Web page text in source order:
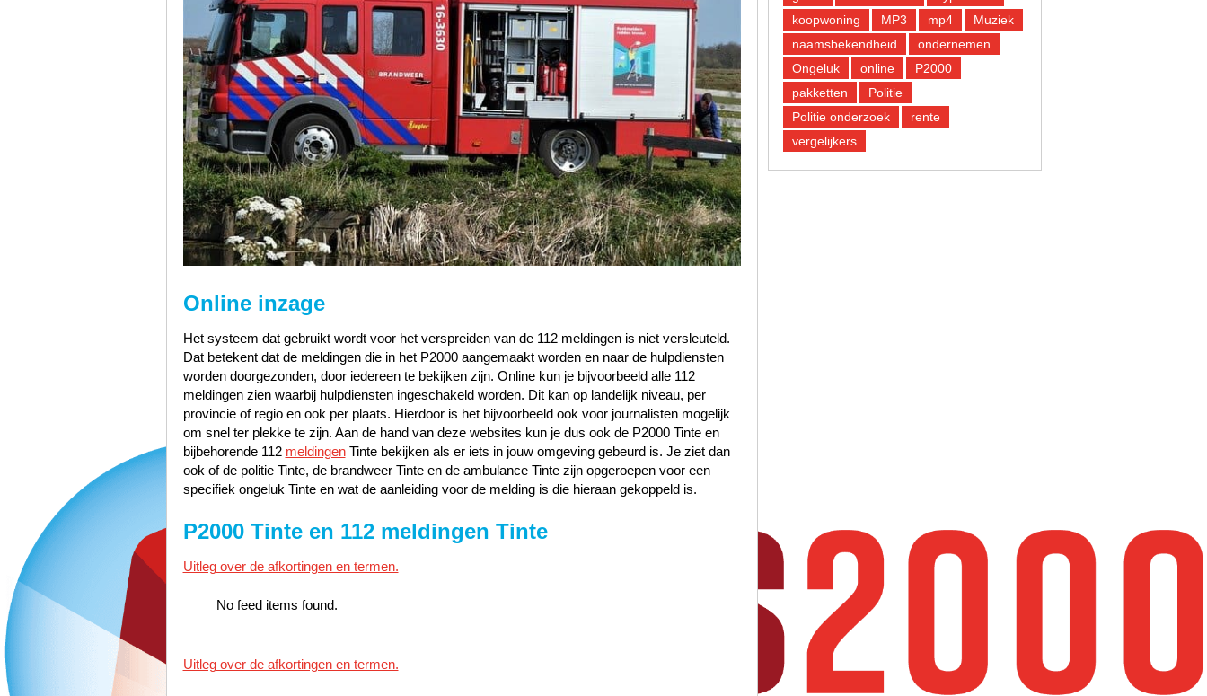
Online inzage
Het systeem dat gebruikt wordt voor het verspreiden van de 112 meldingen is niet versleuteld.
Dat betekent dat de meldingen die in het P2000 aangemaakt worden en naar de hulpdiensten
worden doorgezonden, door iedereen te bekijken zijn. Online kun je bijvoorbeeld alle 112
meldingen zien waarbij hulpdiensten ingeschakeld worden. Dit kan op landelijk niveau, per
provincie of regio en ook per plaats. Hierdoor is het bijvoorbeeld ook voor journalisten mogelijk
om snel ter plekke te zijn. Aan de hand van deze websites kun je dus ook de P2000 Tinte en
bijbehorende 112 meldingenTinte bekijken als er iets in jouw omgeving gebeurd is. Je ziet dan
ook of de politie Tinte, de brandweer Tinte en de ambulance Tinte zijn opgeroepen voor een
specifiek ongeluk Tinte en wat de aanleiding voor de melding is die hieraan gekoppeld is.
P2000 Tinte en 112 meldingen Tinte
Uitleg over de afkortingen en termen.
No feed items found.
Uitleg over de afkortingen en termen.
koopwoning
MP3 mp4
Muziek
naamsbekendheid
ondernemen
Ongeluk
online
P2000
pakketten
Politie
Politie onderzoek
rente
vergelijkers